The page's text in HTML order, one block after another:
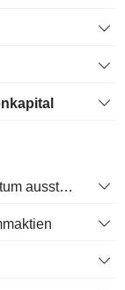
Gesamtzahl der am Einreichungsdatum ausstehenden Aktien